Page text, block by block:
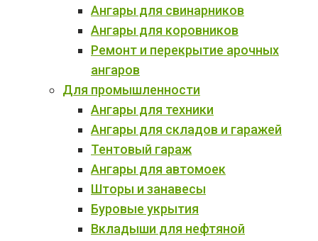
Ангары для свинарников
Ангары для коровников
Ремонт и перекрытие арочных
ангаров
Для промышленности
Ангары для техники
Ангары для складов и гаражей
Тентовый гараж
Ангары для автомоек
Шторы и занавесы
Буровые укрытия
Вкладыши для нефтяной